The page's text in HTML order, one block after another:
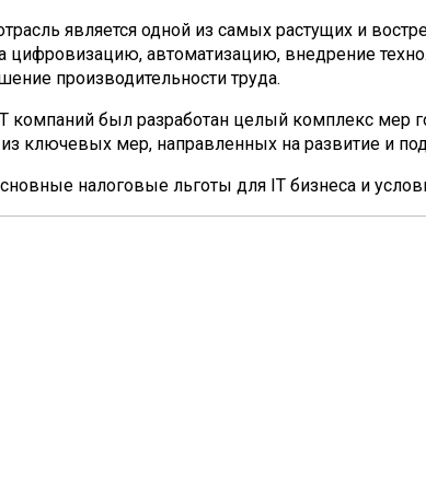
является одной из самых растущих и
цифровизацию, автоматизацию, внедрение
производительности труда.
компаний был разработан целый комплекс мер
ключевых мер, направленных на развитие и
налоговые льготы для IT бизнеса и